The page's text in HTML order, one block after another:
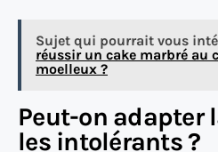
Sujet qui pourrait vous
réussir un cake marbré au
moelleux ?
Peut-on adapter
les intolérants ?